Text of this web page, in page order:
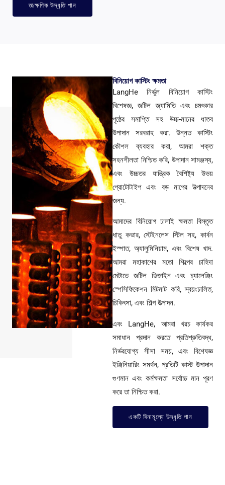
তাত্ক্ষণিক উদ্ধৃতি পান
বিনিয়োগ কাস্টিং ক্ষমতা
LangHe নির্ভুল বিনিয়োগ কাস্টিং
বিশেষজ্ঞ, জটিল জ্যামিতি এবং চমৎকার
পৃষ্ঠের সমাপ্তি সহ উচ্চ-মানের ধাতব
উপাদান সরবরাহ করা. উন্নত কাস্টিং
কৌশল ব্যবহার করা, আমরা শক্ত
সহনশীলতা নিশ্চিত করি, উপাদান সামঞ্জস্য,
এবং উচ্চতর যান্ত্রিক বৈশিষ্ট্য উভয়
প্রোটোটাইপ এবং বড় মাপের উত্পাদনের
জন্য.
আমাদের বিনিয়োগ ঢালাই ক্ষমতা বিস্তৃত
ধাতু কভার, স্টেইনলেস স্টিল সহ, কার্বন
ইস্পাত, অ্যালুমিনিয়াম, এবং বিশেষ খাদ.
আমরা মহাকাশের মতো শিল্পের চাহিদা
মেটাতে জটিল ডিজাইন এবং চ্যালেঞ্জিং
স্পেসিফিকেশন মিটমাট করি, স্বয়ংচালিত,
চিকিৎসা, এবং শিল্প উত্পাদন.
এবং LangHe, আমরা খরচ কার্যকর
সমাধান প্রদান করতে প্রতিশ্রুতিবদ্ধ,
নির্ভরযোগ্য সীসা সময়, এবং বিশেষজ্ঞ
ইঞ্জিনিয়ারিং সমর্থন, প্রতিটি কাস্ট উপাদান
গুণমান এবং কর্মক্ষমতা সর্বোচ্চ মান পূরণ
করে তা নিশ্চিত করা.
একটি বিনামূল্যে উদ্ধৃতি পান